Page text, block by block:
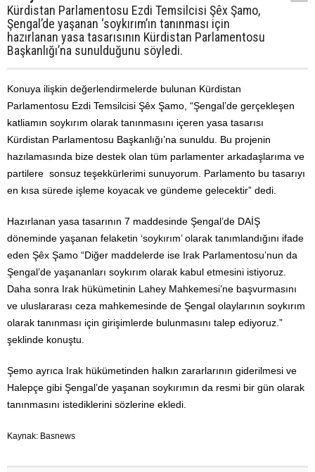
Kürdistan Parlamentosu Ezdi Temsilcisi Şêx Şamo,
Şengal’de yaşanan ‘soykırım’ın tanınması için
hazırlanan yasa tasarısının Kürdistan Parlamentosu
Başkanlığı’na sunulduğunu söyledi.
Konuya ilişkin değerlendirmelerde bulunan Kürdistan
Parlamentosu Ezdi Temsilcisi Şêx Şamo, “Şengal’de gerçekleşen
katliamın soykırım olarak tanınmasını içeren yasa tasarısı
Kürdistan Parlamentosu Başkanlığı’na sunuldu. Bu projenin
hazılamasında bize destek olan tüm parlamenter arkadaşlarıma ve
partilere sonsuz teşekkürlerimi sunuyorum. Parlamento bu tasarıyı
en kısa sürede işleme koyacak ve gündeme gelecektir” dedi.
Hazırlanan yasa tasarının 7 maddesinde Şengal’de DAİŞ
döneminde yaşanan felaketin ‘soykırım’ olarak tanımlandığını ifade
eden Şêx Şamo “Diğer maddelerde ise Irak Parlamentosu’nun da
Şengal’de yaşananları soykırım olarak kabul etmesini istiyoruz.
Daha sonra Irak hükümetinin Lahey Mahkemesi’ne başvurmasını
ve uluslararası ceza mahkemesinde de Şengal olaylarının soykırım
olarak tanınması için girişimlerde bulunmasını talep ediyoruz.”
şeklinde konuştu.
Şemo ayrıca Irak hükümetinden halkın zararlarının giderilmesi ve
Halepçe gibi Şengal’de yaşanan soykırımın da resmi bir gün olarak
tanınmasını istediklerini sözlerine ekledi.
Kaynak: Basnews